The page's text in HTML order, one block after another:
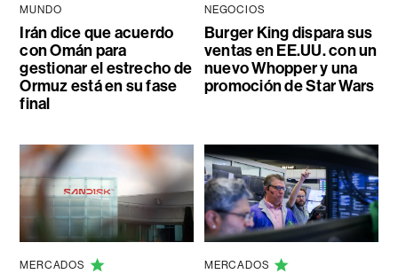
MUNDO
Irán dice que acuerdo
con Omán para
gestionar el estrecho de
Ormuz está en su fase
final
NEGOCIOS
Burger King dispara sus
ventas en EE.UU. con un
nuevo Whopper y una
promoción de Star Wars
MERCADOS MERCADOS